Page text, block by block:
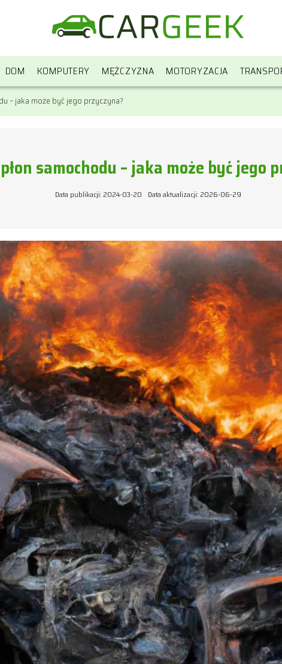
DOM KOMPUTERY MĘŻCZYZNA MOTORYZACJA
– jaka może być jego przyczyna?
samochodu – jaka może być jego
Data publikacji: 2024-03-20 Data aktualizacji: 2026-06-29